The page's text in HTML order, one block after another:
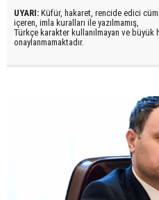
UYARI: Küfür, hakaret, rencide edici
içeren, imla kuralları ile yazılmamış,
Türkçe karakter kullanılmayan ve büyük
onaylanmamaktadır.